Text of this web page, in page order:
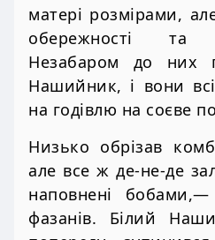
матері розмірами,
обережності та
Незабаром до них
Нашийник, і вони
на годівлю на соєве
Низько обрізав
але все ж де-не-де
наповнені
фазанів. Білий